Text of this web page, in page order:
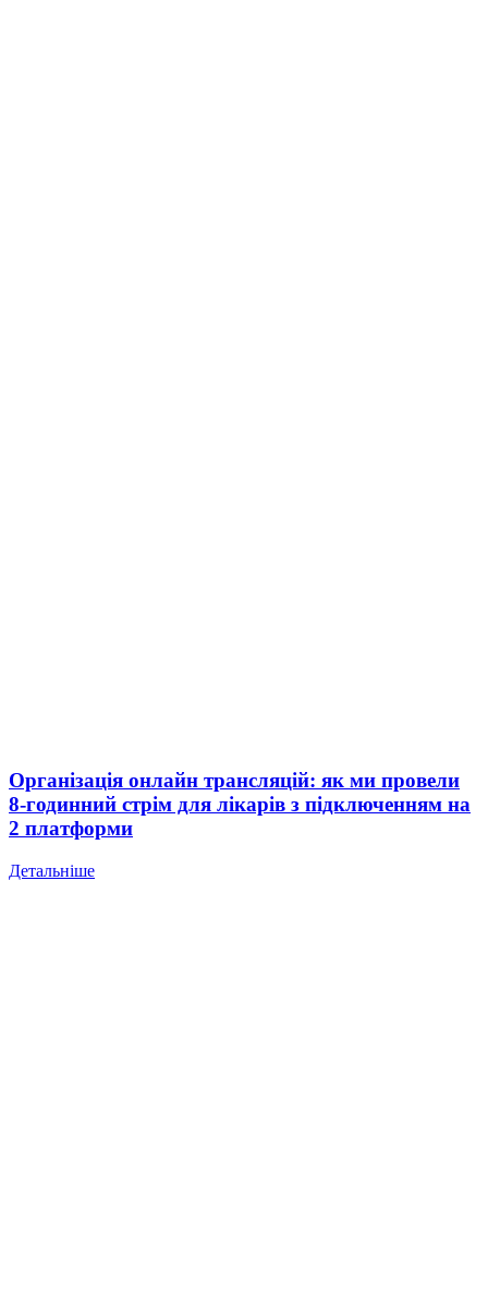
Організація онлайн трансляцій: як ми провели
8-годинний стрім для лікарів з підключенням на
2 платформи
Детальніше